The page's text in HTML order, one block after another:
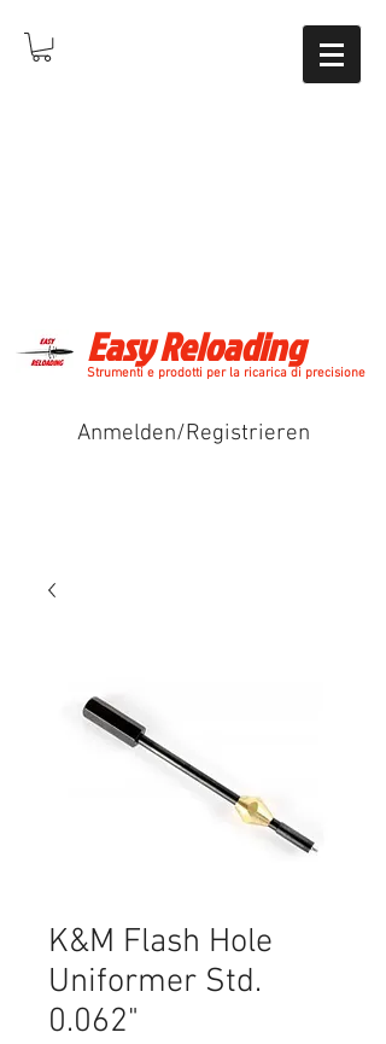
Easy Reloading
Strumenti e prodotti per la ricarica di precisione
Anmelden/Registrieren
K&M Flash Hole
Uniformer Std.
0.062"